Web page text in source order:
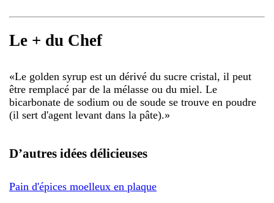
Le + du Chef
«Le golden syrup est un dérivé du sucre cristal, il peut
être remplacé par de la mélasse ou du miel. Le
bicarbonate de sodium ou de soude se trouve en poudre
(il sert d'agent levant dans la pâte).»
D’autres idées délicieuses
Pain d'épices moelleux en plaque